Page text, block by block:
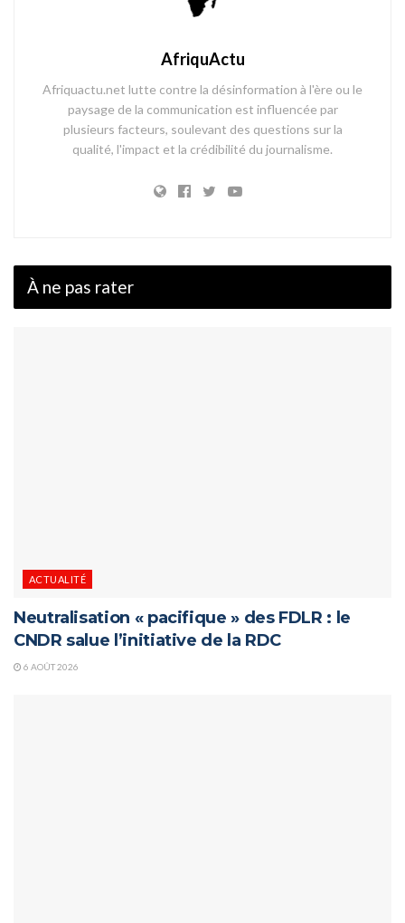
AfriquActu
Afriquactu.net lutte contre la désinformation à l'ère ou le
paysage de la communication est influencée par
plusieurs facteurs, soulevant des questions sur la
qualité, l'impact et la crédibilité du journalisme.
À ne pas rater
ACTUALITÉ
Neutralisation « pacifique » des FDLR : le
CNDR salue l’initiative de la RDC
6 AOÛT 2026